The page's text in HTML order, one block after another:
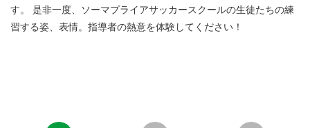
す。 是非一度、ソーマプライアサッカースクールの生徒たちの練
習する姿、表情。指導者の熱意を体験してください！